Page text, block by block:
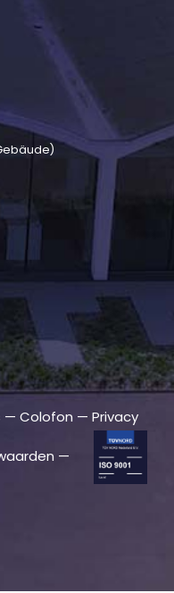
— Colofon — Privacy
—